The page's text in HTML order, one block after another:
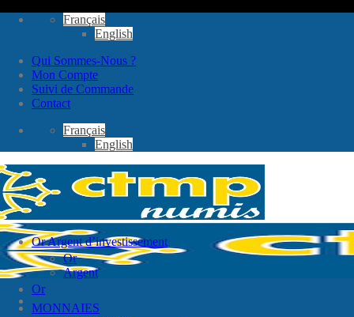
Passer
Français
English
Qui Sommes-Nous ?
Mon Compte
Suivi de Commande
Contact
Français
English
Or Argent d’investissement
Or
Argent
Or
MONNAIES